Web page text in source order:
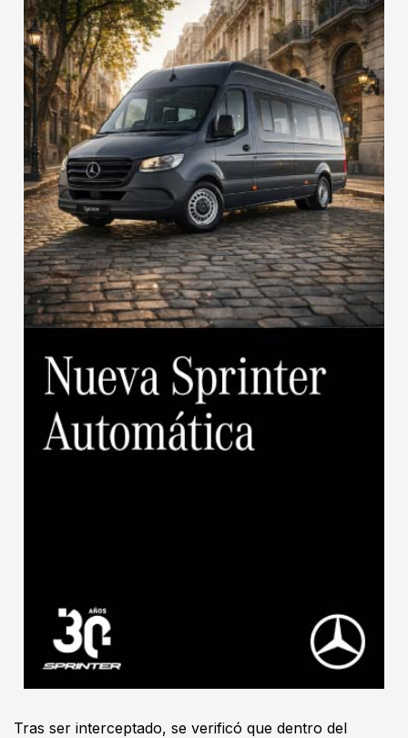
Tras ser interceptado, se verificó que dentro del